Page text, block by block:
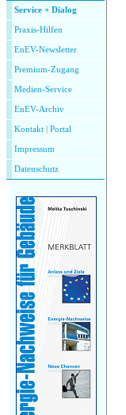
Service + Dialog
Praxis-Hilfen
EnEV-Newsletter
Premium-Zugang
Medien-Service
EnEV-Archiv
Kontakt Portal
Impressum
Datenschutz